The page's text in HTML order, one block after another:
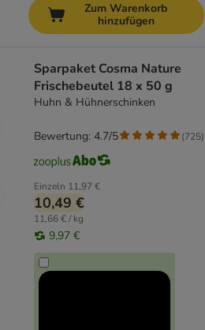
Zum Warenkorb
hinzufügen
Sparpaket Cosma Nature
Frischebeutel 18 x 50 g
Huhn & Hühnerschinken
Einzeln 11,97 €
10,49 €
11,66 € / kg
9,97 €
Bewertung: 4.7/5 (725)